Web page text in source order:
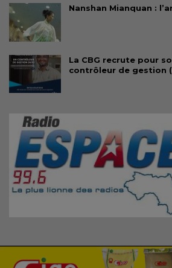
Nanshan Mianquan :
La CBG recrute pour
contrôleur de gestion